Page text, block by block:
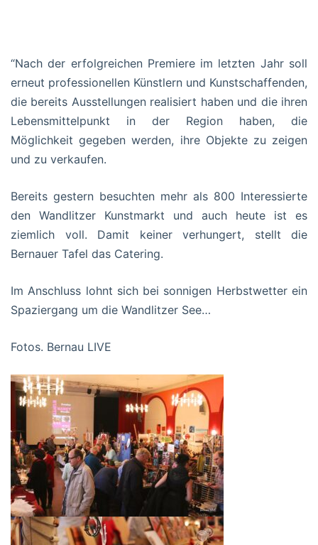
“Nach der erfolgreichen Premiere im letzten Jahr soll
erneut professionellen Künstlern und Kunstschaffenden,
die bereits Ausstellungen realisiert haben und die ihren
Lebensmittelpunkt in der Region haben, die
Möglichkeit gegeben werden, ihre Objekte zu zeigen
und zu verkaufen.
Bereits gestern besuchten mehr als 800 Interessierte
den Wandlitzer Kunstmarkt und auch heute ist es
ziemlich voll. Damit keiner verhungert, stellt die
Bernauer Tafel das Catering.
Im Anschluss lohnt sich bei sonnigen Herbstwetter ein
Spaziergang um die Wandlitzer See…
Fotos. Bernau LIVE